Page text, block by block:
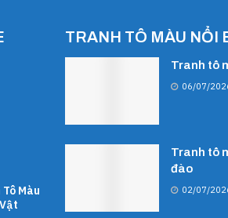
Màu
TRANH TÔ MÀU NỔI
Tranh tô
06/07/
Tranh tô
đào
02/07/